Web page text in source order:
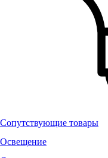
Сопутствующие товары
Освещение